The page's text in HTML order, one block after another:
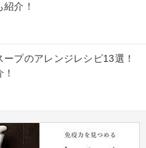
介！
プのアレンジレシピ13選！